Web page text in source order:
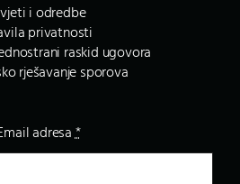
i odredbe
privatnosti
raskid ugovora
rješavanje sporova
adresa*